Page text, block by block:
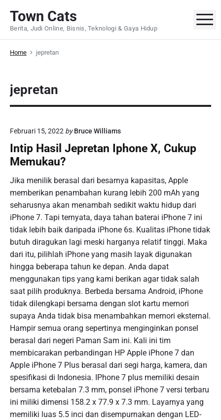
p
Town Cats
Berita, Judi Online, Bisnis, Teknologi & Gaya Hidup
Home jepretan
jepretan
Februari 15, 2022 by Bruce Williams
Intip Hasil Jepretan Iphone X, Cukup
Memukau?
Jika menilik berasal dari besarnya kapasitas, Apple
memberikan penambahan kurang lebih 200 mAh yang
seharusnya akan menambah sedikit waktu hidup dari
iPhone 7. Tapi ternyata, daya tahan baterai iPhone 7 ini
tidak lebih baik daripada iPhone 6s. Kualitas iPhone tidak
butuh diragukan lagi meski harganya relatif tinggi. Maka
dari itu, pilihlah iPhone yang masih layak digunakan
hingga beberapa tahun ke depan. Anda dapat
menggunakan tips yang kami berikan agar tidak salah
saat pilih produknya. Berbeda bersama Android, iPhone
tidak dilengkapi bersama dengan slot kartu memori
supaya Anda tidak bisa menambahkan memori eksternal.
Hampir semua orang sepertinya menginginkan ponsel
berasal dari negeri Paman Sam ini. Kali ini tim
membicarakan perbandingan HP Apple iPhone 7 dan
Apple iPhone 7 Plus berasal dari segi harga, kamera, dan
spesifikasi di Indonesia. IPhone 7 plus memiliki desain
bersama ketebalan 7.3 mm, ponsel iPhone 7 versi terbaru
ini miliki dimensi 158.2 x 77.9 x 7.3 mm. Layarnya yang
memiliki luas 5.5 inci dan disempurnakan dengan LED-